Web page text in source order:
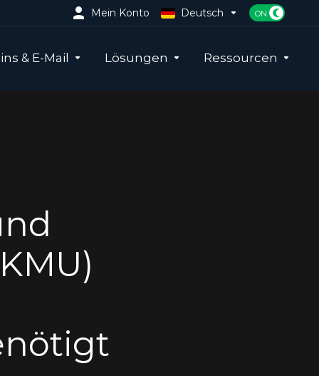
Mein Konto Deutsch
& E-Mail Lösungen Ressourcen